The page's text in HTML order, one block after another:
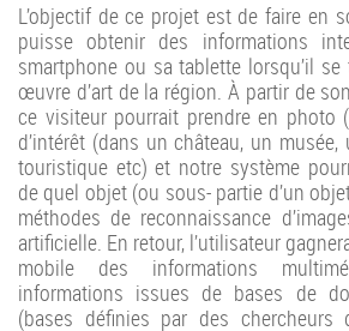
L’objectif de ce projet est de faire en
puisse obtenir des informations
smartphone ou sa tablette lorsqu’il
œuvre d’art de la région. À partir de
ce visiteur pourrait prendre en photo
d’intérêt (dans un château, un
touristique etc) et notre système
de quel objet (ou sous- partie d’un
méthodes de reconnaissance
artificielle. En retour, l’utilisateur
mobile des informations
informations issues de bases de
(bases définies par des